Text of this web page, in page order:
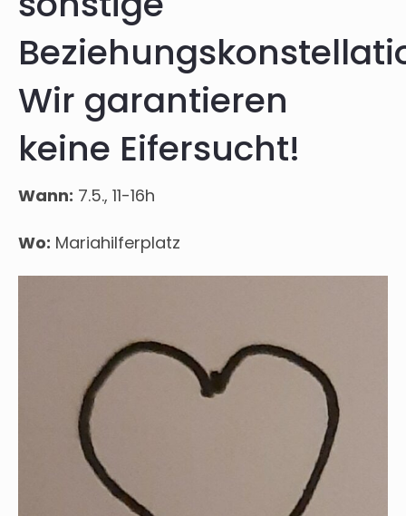
Wir garantieren
keine Eifersucht!
Wann: 7.5., 11-16h
Wo: Mariahilferplatz